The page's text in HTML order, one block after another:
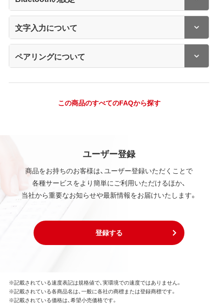
文字入力について
ペアリングについて
この商品のすべてのFAQから探す
ユーザー登録
商品をお持ちのお客様は、ユーザー登録いただくことで
各種サービスをより簡単にご利用いただけるほか、
当社から重要なお知らせや最新情報をお届けいたします。
登録する
※記載されている速度表記は規格値で、実環境での速度ではありません。
※記載されている各商品名は、一般に各社の商標または登録商標です。
※記載されている価格は、希望小売価格です。